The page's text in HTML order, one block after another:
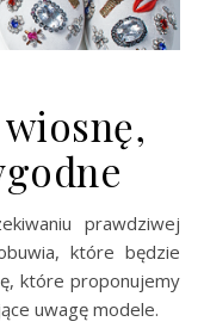
które będzie
które proponujemy
uwagę modele.